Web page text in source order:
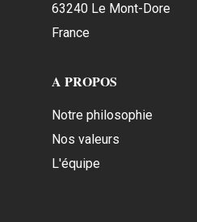
63240 Le Mont-Dore
France
A PROPOS
Notre philosophie
Nos valeurs
L'équipe